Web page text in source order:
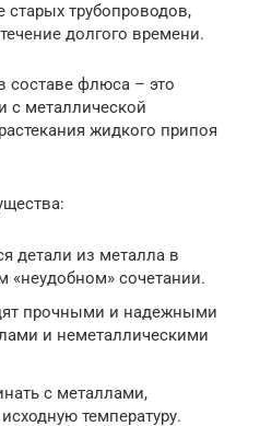
старых трубопроводов,
долгого времени.
составе флюса – это
с металлической
жидкого припоя
детали из металла в
сочетании.
прочными и надежными
и неметаллическими
с металлами,
температуру.